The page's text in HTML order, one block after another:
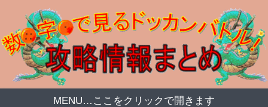
MENU…ここをクリックで開きます